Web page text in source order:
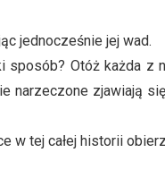
jednocześnie jej wad.
sposób? Otóż każda
narzeczone zjawiają
w tej całej historii